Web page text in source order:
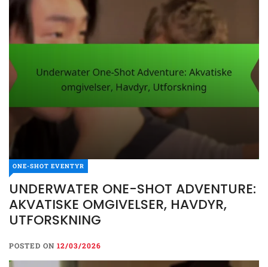
ONE-SHOT EVENTYR
UNDERWATER ONE-SHOT ADVENTURE:
AKVATISKE OMGIVELSER, HAVDYR,
UTFORSKNING
POSTED ON 12/03/2026